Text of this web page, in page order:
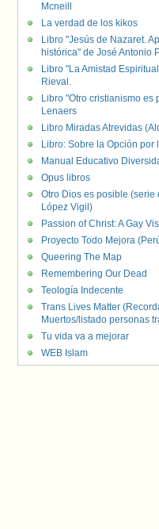
Mcneill
La verdad de los kikos
Libro "Jesús de Nazaret.
histórica" de José Antonio
Libro "La Amistad
Rieval.
Libro "Otro cristianismo es
Lenaers
Libro Miradas Atrevidas
Libro: Sobre la Opción por
Manual Educativo
Opus libros
Otro Dios es posible (serie
López Vigil)
Passion of Christ: A Gay
Proyecto Todo Mejora
Queering The Map
Remembering Our Dead
Teología Indecente
Trans Lives Matter
Muertos/listado personas
Tu vida va a mejorar
WEB Islam